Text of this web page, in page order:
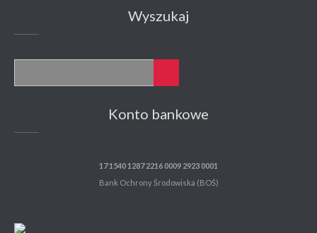
Wyszukaj
Konto bankowe
17 1540 1287 2216 0009 2923 0001
Bank Ochrony Środowiska (BOŚ)